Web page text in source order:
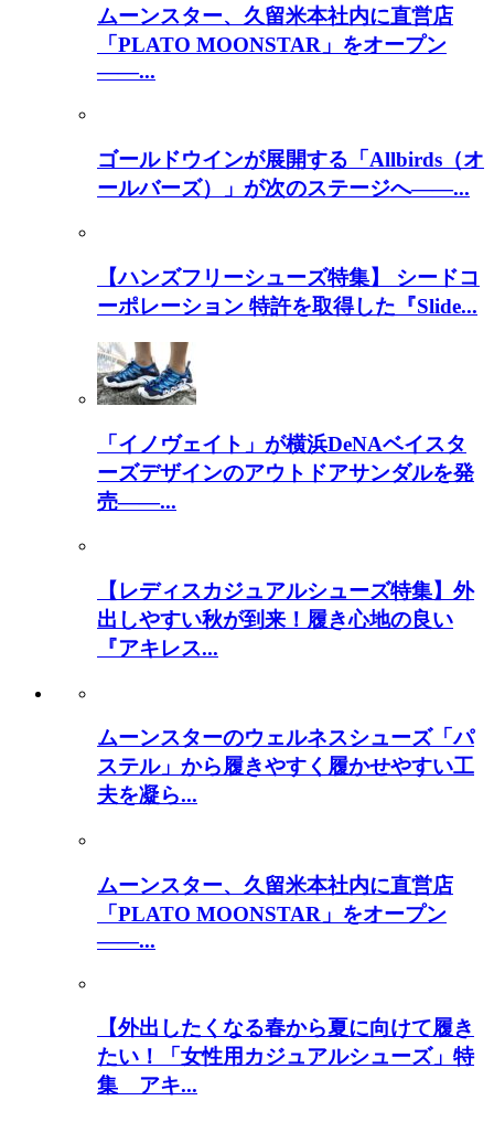
ムーンスター、久留米本社内に直営店
「PLATO MOONSTAR」をオープン
――...
ゴールドウインが展開する「Allbirds（オ
ールバーズ）」が次のステージへ――...
【ハンズフリーシューズ特集】 シードコ
ーポレーション 特許を取得した『Slide...
「イノヴェイト」が横浜DeNAベイスタ
ーズデザインのアウトドアサンダルを発
売――...
【レディスカジュアルシューズ特集】外
出しやすい秋が到来！履き心地の良い
『アキレス...
ムーンスターのウェルネスシューズ「パ
ステル」から履きやすく履かせやすい工
夫を凝ら...
ムーンスター、久留米本社内に直営店
「PLATO MOONSTAR」をオープン
――...
【外出したくなる春から夏に向けて履き
たい！「女性用カジュアルシューズ」特
集 アキ...